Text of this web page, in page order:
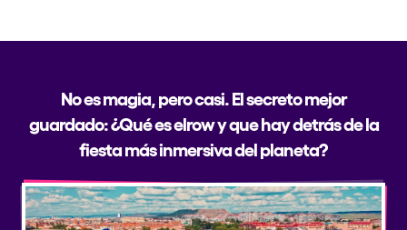
No es magia, pero casi. El secreto mejor
guardado: ¿Qué es elrow y que hay detrás de la
fiesta más inmersiva del planeta?